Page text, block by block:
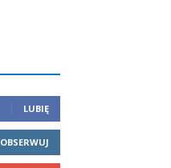
LUBIĘ
OBSERWUJ